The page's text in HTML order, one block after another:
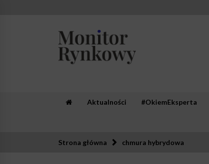
Aktualności #OkiemEksperta
Strona główna chmura hybrydowa